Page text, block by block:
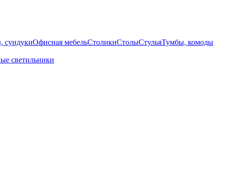
сундукиОфисная мебельСтоликиСтолыСтульяТумбы, комоды
светильники